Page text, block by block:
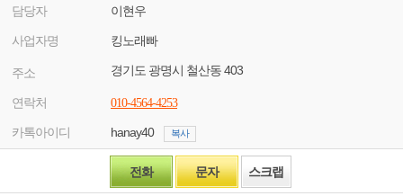
담당자 이현우
사업자명 킹노래빠
주소 경기도 광명시 철산동 403
연락처 010-4564-4253
카톡아이디 hanay40 복사
전화 문자 스크랩